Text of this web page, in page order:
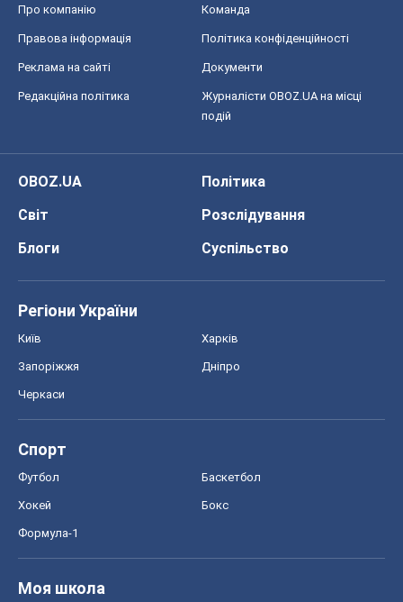
Про компанію Команда
Правова інформація Політика конфіденційності
Реклама на сайті Документи
Редакційна політика
Журналісти OBOZ.UA на місці
подій
OBOZ.UA
Політика
Світ
Розслідування
Блоги
Суспільство
Регіони України
Київ Харків
Запоріжжя Дніпро
Черкаси
Спорт
Футбол Баскетбол
Хокей Бокс
Формула-1
Моя школа